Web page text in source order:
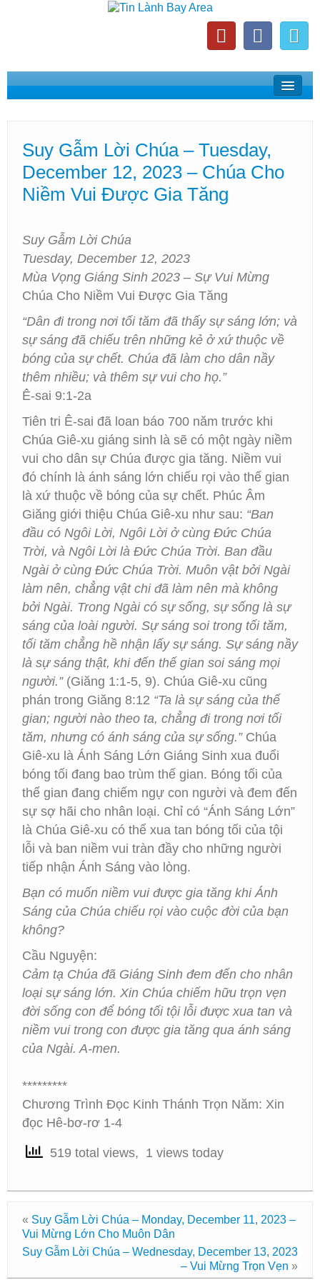
Home
Phát Thanh Tin Lành Bay Area
Các Hội Thánh Bắc California
Suy Gẫm Lời Chúa – Tuesday,
December 12, 2023 – Chúa Cho
Niềm Vui Được Gia Tăng
Suy Gẫm Lời Chúa
Tuesday, December 12, 2023
Mùa Vọng Giáng Sinh 2023 – Sự Vui Mừng
Chúa Cho Niềm Vui Được Gia Tăng
“Dân đi trong nơi tối tăm đã thấy sự sáng lớn; và
sự sáng đã chiếu trên những kẻ ở xứ thuộc về
bóng của sự chết. Chúa đã làm cho dân nầy
thêm nhiều; và thêm sự vui cho họ.”
Ê-sai 9:1-2a
Tiên tri Ê-sai đã loan báo 700 năm trước khi
Chúa Giê-xu giáng sinh là sẽ có một ngày niềm
vui cho dân sự Chúa được gia tăng. Niềm vui
đó chính là ánh sáng lớn chiếu rọi vào thế gian
là xứ thuộc về bóng của sự chết. Phúc Âm
Giăng giới thiệu Chúa Giê-xu như sau: “Ban
đầu có Ngôi Lời, Ngôi Lời ở cùng Đức Chúa
Trời, và Ngôi Lời là Đức Chúa Trời. Ban đầu
Ngài ở cùng Đức Chúa Trời. Muôn vật bởi Ngài
làm nên, chẳng vật chi đã làm nên mà không
bởi Ngài. Trong Ngài có sự sống, sự sống là sự
sáng của loài người. Sự sáng soi trong tối tăm,
tối tăm chẳng hề nhận lấy sự sáng. Sự sáng nầy
là sự sáng thật, khi đến thế gian soi sáng mọi
người.”(Giăng 1:1-5, 9). Chúa Giê-xu cũng
phán trong Giăng 8:12 “Ta là sự sáng của thế
gian; người nào theo ta, chẳng đi trong nơi tối
tăm, nhưng có ánh sáng của sự sống.” Chúa
Giê-xu là Ánh Sáng Lớn Giáng Sinh xua đuổi
bóng tối đang bao trùm thế gian. Bóng tối của
thế gian đang chiếm ngự con người và đem đến
sự sợ hãi cho nhân loại. Chỉ có “Ánh Sáng Lớn”
là Chúa Giê-xu có thể xua tan bóng tối của tội
lỗi và ban niềm vui tràn đầy cho những người
tiếp nhận Ánh Sáng vào lòng.
Bạn có muốn niềm vui được gia tăng khi Ánh
Sáng của Chúa chiếu rọi vào cuộc đời của bạn
không?
Cầu Nguyện:
Cảm tạ Chúa đã Giáng Sinh đem đến cho nhân
loại sự sáng lớn. Xin Chúa chiếm hữu trọn vẹn
đời sống con để bóng tối tội lỗi được xua tan và
niềm vui trong con được gia tăng qua ánh sáng
của Ngài. A-men.
*********
Chương Trình Đọc Kinh Thánh Trọn Năm: Xin
đọc Hê-bơ-rơ 1-4
519 total views, 1 views today
« Suy Gẫm Lời Chúa – Monday, December 11, 2023 –
Vui Mừng Lớn Cho Muôn Dân
Suy Gẫm Lời Chúa – Wednesday, December 13, 2023
– Vui Mừng Trọn Vẹn »